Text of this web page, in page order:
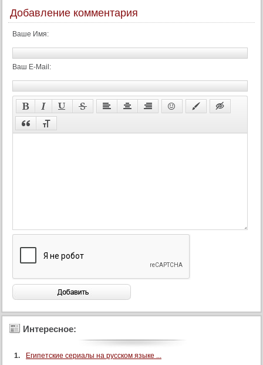
80 серия
81 серия
82 серия
83 серия
84 серия
85 серия
86 серия
87 серия
93 серия
95 серия
96 серия
98 серия
99 серия
101 серия
Добавление комментария
Ваше Имя:
Ваш E-Mail:
Интересное:
Египетские сериалы на русском языке ...